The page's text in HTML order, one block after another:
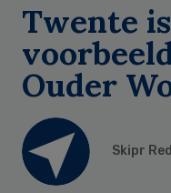
Twente
Ouder
Skipr